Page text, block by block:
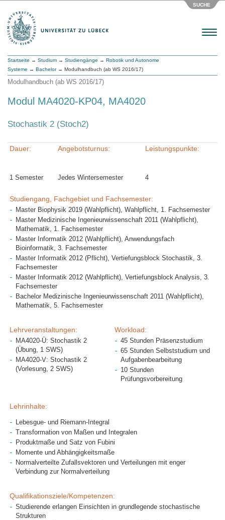
SUCHE
Menu
Startseite → Studium → Studiengänge → Robotik und Autonome
Systeme → Bachelor→ Modulhandbuch (ab WS 2016/17)
Modulhandbuch (ab WS 2016/17)
Modul MA4020-KP04, MA4020
Stochastik 2 (Stoch2)
Dauer:
1 Semester
Angebotsturnus:
Jedes Wintersemester
Leistungspunkte:
4
Studiengang, Fachgebiet und Fachsemester:
Master Biophysik 2019 (Wahlpflicht), Wahlpflicht, 1. Fachsemester
Master Medizinische Ingenieurwissenschaft 2011 (Wahlpflicht),
Mathematik, 1. Fachsemester
Master Informatik 2012 (Wahlpflicht), Anwendungsfach
Bioinformatik, 3. Fachsemester
Master Informatik 2012 (Pflicht), Vertiefungsblock Stochastik, 3.
Fachsemester
Master Informatik 2012 (Wahlpflicht), Vertiefungsblock Analysis, 3.
Fachsemester
Bachelor Medizinische Ingenieurwissenschaft 2011 (Wahlpflicht),
Mathematik, 5. Fachsemester
Lehrveranstaltungen:
MA4020-Ü: Stochastik 2
(Übung, 1 SWS)
MA4020-V: Stochastik 2
(Vorlesung, 2 SWS)
Workload:
45 Stunden Präsenzstudium
65 Stunden Selbststudium und
Aufgabenbearbeitung
10 Stunden
Prüfungsvorbereitung
Lehrinhalte:
Lebesgue- und Riemann-Integral
Transformation von Maßen und Integralen
Produktmaße und Satz von Fubini
Momente und Abhängigkeitsmaße
Normalverteilte Zufallsvektoren und Verteilungen mit enger
Verbindung zur Normalverteilung
Qualifikationsziele/Kompetenzen:
Studierende erlangen Einsichten in grundlegende stochastische
Strukturen